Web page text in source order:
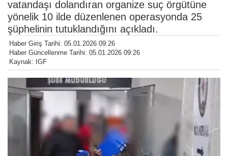
vatandaşı dolandıran organize suç örgütüne
yönelik 10 ilde düzenlenen operasyonda 25
şüphelinin tutuklandığını açıkladı.
Haber Giriş Tarihi: 05.01.2026 09:26
Haber Güncellenme Tarihi: 05.01.2026 09:26
Kaynak: IGF